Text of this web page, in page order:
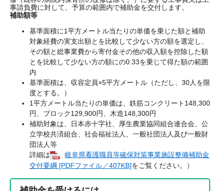
事請負費に対して、予算の範囲内で補助金を交付します。
補助額等
基準面積に1平方メートル当たりの単価を乗じた額と補助
対象経費の実支出額とを比較して少ない方の額を選定し、
その額と総事業費から寄付金その他の収入額を控除した額
とを比較して少ない方の額にの0.33を乗じて得た額の範囲
内
基準面積は、収容定員×5平方メートル（ただし、30人を限
度とする。）
1平方メートル当たりの単価は、鉄筋コンクリート148,300
円、ブロック129,900円、木造148,300円
補助対象は、日本赤十字社、厚生農業協同組合連合会、公
立学校共済組合、社会福祉法人、一般社団法人及び一般財
団法人等
詳細は
岐阜県看護職員等確保対策事業施設整備補助金
交付要綱 [PDFファイル／407KB]をご覧ください。）